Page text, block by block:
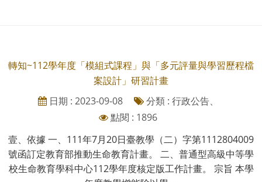
轉知~112學年度「模組式課程」與「多元評量與學習歷程檔
案設計」研習計畫
日期 : 2023-09-08
分類 : 行政公告、
點閱 : 1896
壹、依據 一、111年7月20日臺教學（二）字第1112804009
號函訂定教育部推動生命教育計畫。 二、普通型高級中等學
校生命教育學科中心112學年度核定版工作計畫。 宗旨 本學